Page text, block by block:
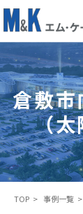
倉
敷
市
向
山
太
陽
光
倉敷
（
TOP 事例一覧